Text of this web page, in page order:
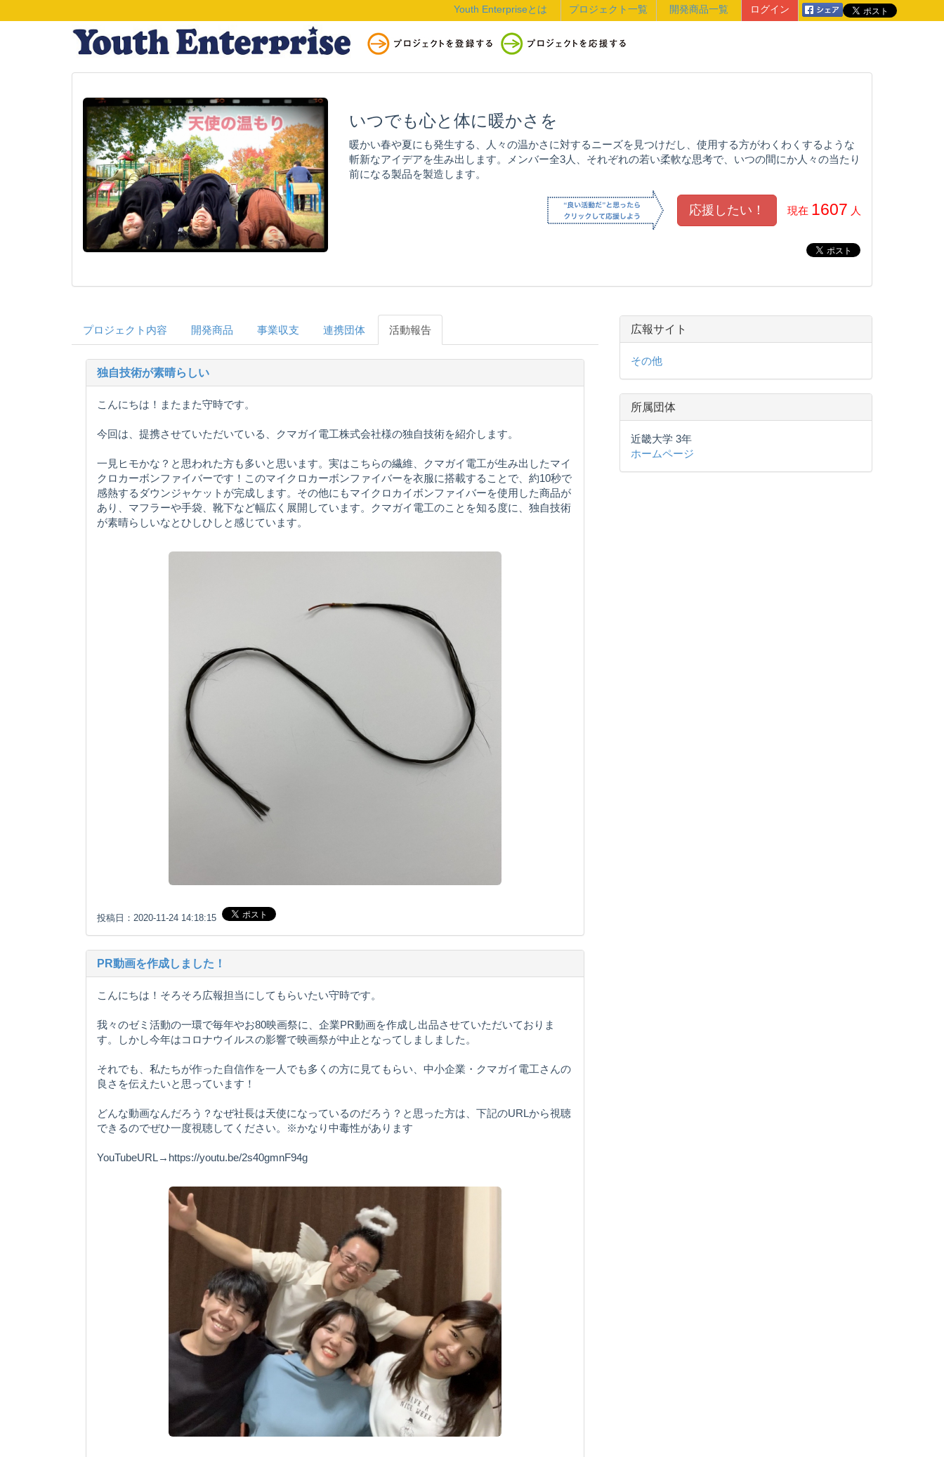
ログイン
開発商品一覧
プロジェクト一覧
Youth Enterpriseとは
いつでも心と体に暖かさを
暖かい春や夏にも発生する、人々の温かさに対するニーズを見つけだし、使用する方がわくわくするような
斬新なアイデアを生み出します。メンバー全3人、それぞれの若い柔軟な思考で、いつの間にか人々の当たり
前になる製品を製造します。
現在 1607 人
プロジェクト内容 開発商品 事業収支 連携団体 活動報告
独自技術が素晴らしい
こんにちは！またまた守時です。
今回は、提携させていただいている、クマガイ電工株式会社様の独自技術を紹介します。
一見ヒモかな？と思われた方も多いと思います。実はこちらの繊維、クマガイ電工が生み出したマイ
クロカーボンファイバーです！このマイクロカーボンファイバーを衣服に搭載することで、約10秒で
感熱するダウンジャケットが完成します。その他にもマイクロカイボンファイバーを使用した商品が
あり、マフラーや手袋、靴下など幅広く展開しています。クマガイ電工のことを知る度に、独自技術
が素晴らしいなとひしひしと感じています。
投稿日：2020-11-24 14:18:15
PR動画を作成しました！
こんにちは！そろそろ広報担当にしてもらいたい守時です。
我々のゼミ活動の一環で毎年やお80映画祭に、企業PR動画を作成し出品させていただいておりま
す。しかし今年はコロナウイルスの影響で映画祭が中止となってしましました。
それでも、私たちが作った自信作を一人でも多くの方に見てもらい、中小企業・クマガイ電工さんの
良さを伝えたいと思っています！
どんな動画なんだろう？なぜ社長は天使になっているのだろう？と思った方は、下記のURLから視聴
できるのでぜひ一度視聴してください。※かなり中毒性があります
YouTubeURL→https://youtu.be/2s40gmnF94g
広報サイト
その他
所属団体
近畿大学 3年
ホームページ